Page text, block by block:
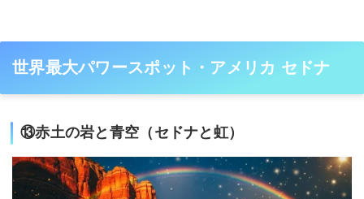
世界最大パワースポット・アメリカ セドナ
⑬赤土の岩と青空（セドナと虹）